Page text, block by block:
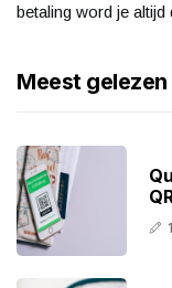
betaling word je
Meest